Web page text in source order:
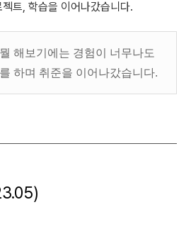
트, 학습을 이어나갔습니다.
해보기에는 경험이 너무나도
하며 취준을 이어나갔습니다.